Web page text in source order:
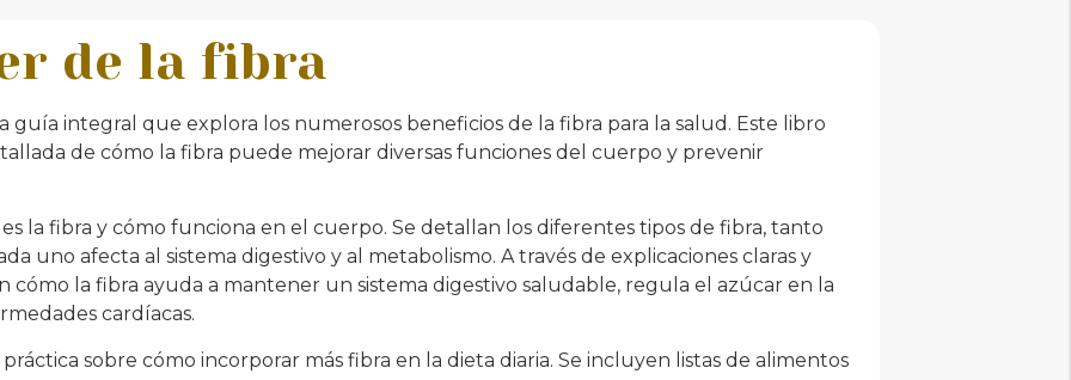
de la fibra
guía integral que explora los numerosos beneficios de la fibra para la salud. Este libro
de cómo la fibra puede mejorar diversas funciones del cuerpo y prevenir
la fibra y cómo funciona en el cuerpo. Se detallan los diferentes tipos de fibra, tanto
uno afecta al sistema digestivo y al metabolismo. A través de explicaciones claras y
cómo la fibra ayuda a mantener un sistema digestivo saludable, regula el azúcar en la
cardíacas.
sobre cómo incorporar más fibra en la dieta diaria. Se incluyen listas de alimentos